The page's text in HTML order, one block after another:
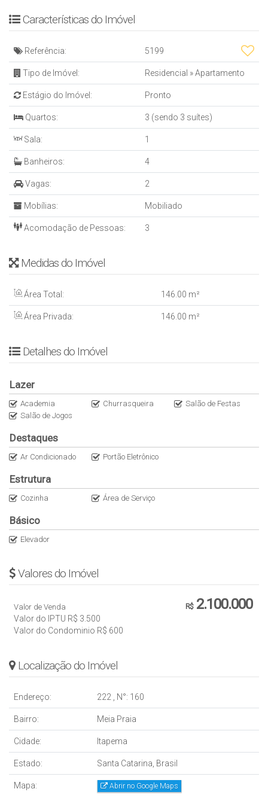
* ⁠Ar condicionado em todos ambientes
* ⁠Living
* ⁠Cozinha
* ⁠Lavabo
* ⁠Área de serviço
* ⁠Fechadura eletrônica
EMPREENDIMENTO
* 02 elevadores
* ⁠Portão eletrônico
ÁREA DE LAZER
* Salão de festas
* ⁠Academia
* Espaço gourmet
* ⁠Piscina com deck molhado
* Solário
* Sala de cinema
INFORMAÇÕES ADICIONAIS
* ⁠Condomínio: 600,00
* ⁠IPTU: 3.500,00 aproxi…
* ⁠Formas de visita: Avisar com antecedência, falar com João
Pedro.
VALOR: R$ 2.100.000,00
Características do Imóvel
Referência: 5199
Tipo de Imóvel: Residencial »Apartamento
Estágio do Imóvel: Pronto
Quartos: 3 (sendo 3 suítes)
Sala: 1
Banheiros: 4
Vagas: 2
Mobílias: Mobiliado
Acomodação de Pessoas: 3
Medidas do Imóvel
Área Total: 146 .00 m²
Área Privada: 146 .00 m²
Detalhes do Imóvel
Lazer
Academia Churrasqueira
Salão de Festas
Salão de Jogos
Destaques
Ar Condicionado Portão Eletrônico
Estrutura
Cozinha Área de Serviço
Básico
Elevador
Valores do Imóvel
R$2.100.000
Valor de Venda
Valor do IPTU R$ 3.500
Valor do Condominio R$ 600
Localização do Imóvel
Endereço: 222 N°: 160
Bairro: Meia Praia
Cidade: Itapema
Estado: Santa Catarina, Brasil
Mapa: Abrir no Google Maps